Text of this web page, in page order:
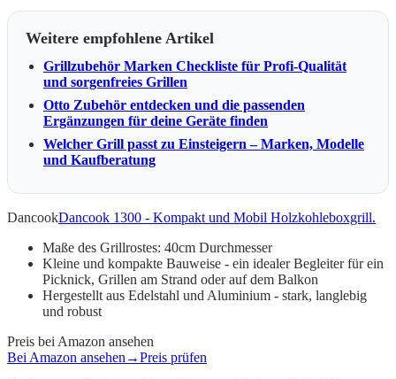
Weitere empfohlene Artikel
Grillzubehör Marken Checkliste für Profi-Qualität
und sorgenfreies Grillen
Otto Zubehör entdecken und die passenden
Ergänzungen für deine Geräte finden
Welcher Grill passt zu Einsteigern – Marken, Modelle
und Kaufberatung
DancookDancook 1300 - Kompakt und Mobil Holzkohleboxgrill.
Maße des Grillrostes: 40cm Durchmesser
Kleine und kompakte Bauweise - ein idealer Begleiter für ein
Picknick, Grillen am Strand oder auf dem Balkon
Hergestellt aus Edelstahl und Aluminium - stark, langlebig
und robust
Preis bei Amazon ansehen
Bei Amazon ansehen→Preis prüfen